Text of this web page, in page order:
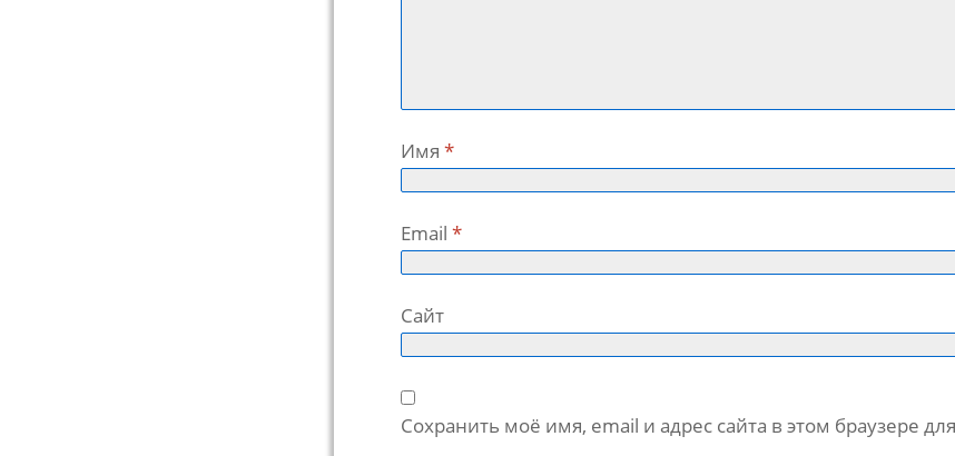
Имя*
Email*
Сайт
Сохранить моё имя, email и адрес сайта в этом браузере